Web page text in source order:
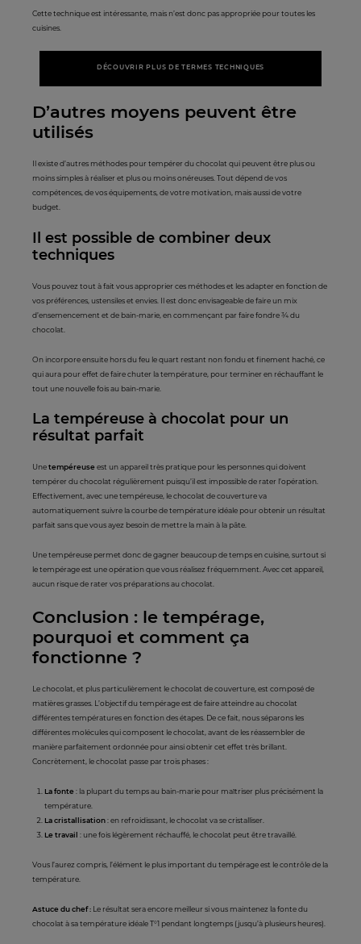
Cette technique est intéressante, mais n’est donc pas appropriée pour toutes les
cuisines.
DÉCOUVRIR PLUS DE TERMES TECHNIQUES
D’autres moyens peuvent être
utilisés
Il existe d’autres méthodes pour tempérer du chocolat qui peuvent être plus ou
moins simples à réaliser et plus ou moins onéreuses. Tout dépend de vos
compétences, de vos équipements, de votre motivation, mais aussi de votre
budget.
Il est possible de combiner deux
techniques
Vous pouvez tout à fait vous approprier ces méthodes et les adapter en fonction de
vos préférences, ustensiles et envies. Il est donc envisageable de faire un mix
d’ensemencement et de bain-marie, en commençant par faire fondre ¾ du
chocolat.
On incorpore ensuite hors du feu le quart restant non fondu et finement haché, ce
qui aura pour effet de faire chuter la température, pour terminer en réchauffant le
tout une nouvelle fois au bain-marie.
La tempéreuse à chocolat pour un
résultat parfait
Unetempéreuseest un appareil très pratique pour les personnes qui doivent
tempérer du chocolat régulièrement puisqu’il est impossible de rater l’opération.
Effectivement, avec une tempéreuse, le chocolat de couverture va
automatiquement suivre la courbe de température idéale pour obtenir un résultat
parfait sans que vous ayez besoin de mettre la main à la pâte.
Une tempéreuse permet donc de gagner beaucoup de temps en cuisine, surtout si
le tempérage est une opération que vous réalisez fréquemment. Avec cet appareil,
aucun risque de rater vos préparations au chocolat.
Conclusion : le tempérage,
pourquoi et comment ça
fonctionne ?
Le chocolat, et plus particulièrement le chocolat de couverture, est composé de
matières grasses. L’objectif du tempérage est de faire atteindre au chocolat
différentes températures en fonction des étapes. De ce fait, nous séparons les
différentes molécules qui composent le chocolat, avant de les réassembler de
manière parfaitement ordonnée pour ainsi obtenir cet effet très brillant.
Concrètement, le chocolat passe par trois phases :
La fonte: la plupart du temps au bain-marie pour maîtriser plus précisément la
température.
La cristallisation: en refroidissant, le chocolat va se cristalliser.
Le travail : une fois légèrement réchauffé, le chocolat peut être travaillé.
Vous l’aurez compris, l’élément le plus important du tempérage est le contrôle de la
température.
Astuce du chef :Le résultat sera encore meilleur si vous maintenez la fonte du
chocolat à sa température idéale T°1 pendant longtemps (jusqu’à plusieurs heures).